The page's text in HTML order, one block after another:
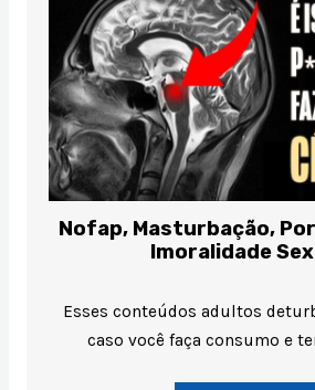
Nofap, Masturbação,
Imoralidade
Esses conteúdos adultos
caso você faça consumo e